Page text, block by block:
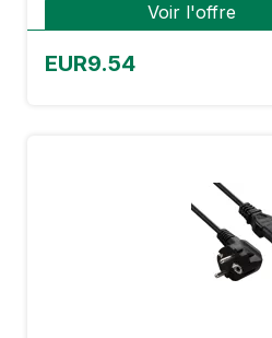
Voir l'offre
EUR9.54